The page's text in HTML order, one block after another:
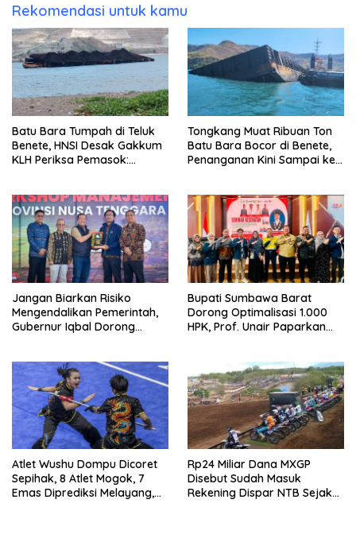
Rekomendasi untuk kamu
Batu Bara Tumpah di Teluk
Benete, HNSI Desak Gakkum
KLH Periksa Pemasok:
Tongkang Muat Ribuan Ton
Batu Bara Bocor di Benete,
Penanganan Kini Sampai ke
Jangan Biarkan Risiko
Mengendalikan Pemerintah,
Gubernur Iqbal Dorong
Bupati Sumbawa Barat
Dorong Optimalisasi 1.000
HPK, Prof. Unair Paparkan
Atlet Wushu Dompu Dicoret
Sepihak, 8 Atlet Mogok, 7
Emas Diprediksi Melayang,
Rp24 Miliar Dana MXGP
Disebut Sudah Masuk
Rekening Dispar NTB Sejak